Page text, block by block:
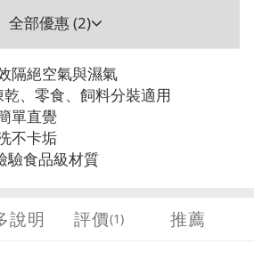
全部優惠 (2)
隔絕空氣與濕氣
、零食、飼料分裝適用
單直覺
不卡垢
驗食品級材質
說明 評價(1) 推薦